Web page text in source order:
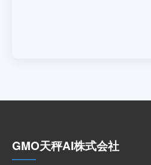
GMO天秤AI株式会社